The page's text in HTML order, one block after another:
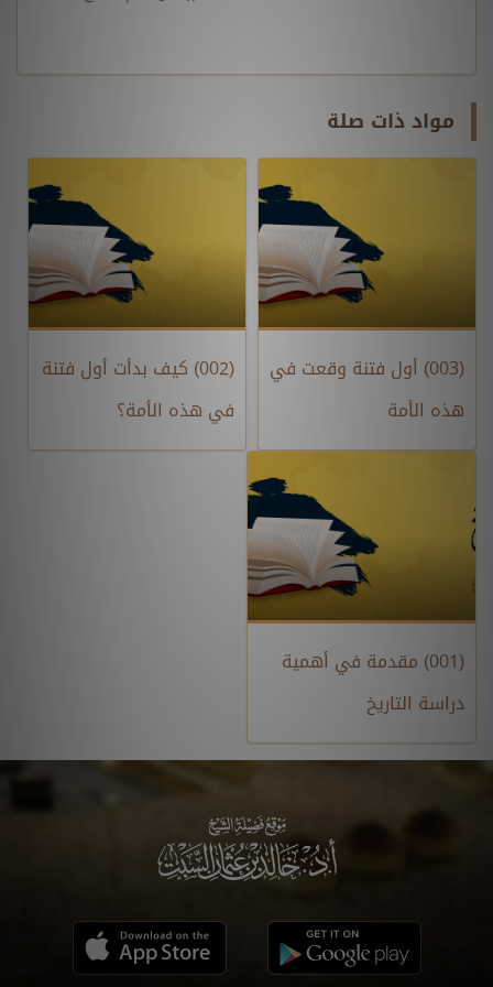
مواد ذات صلة
(003) أول فتنة وقعت في
هذه الأمة
(002) كيف بدأت أول فتنة
في هذه الأمة؟
(001) مقدمة في أهمية
دراسة التاريخ